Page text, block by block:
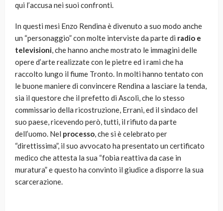
qui l’accusa nei suoi confronti.
In questi mesi Enzo Rendina è divenuto a suo modo anche
un “personaggio” con molte interviste da parte di radio e
televisioni, che hanno anche mostrato le immagini delle
opere d’arte realizzate con le pietre ed i rami che ha
raccolto lungo il fiume Tronto. In molti hanno tentato con
le buone maniere di convincere Rendina a lasciare la tenda,
sia il questore che il prefetto di Ascoli, che lo stesso
commissario della ricostruzione, Errani, ed il sindaco del
suo paese, ricevendo però, tutti, il rifiuto da parte
dell’uomo. Nel processo, che si è celebrato per
“direttissima”, il suo avvocato ha presentato un certificato
medico che attesta la sua “fobia reattiva da case in
muratura” e questo ha convinto il giudice a disporre la sua
scarcerazione.